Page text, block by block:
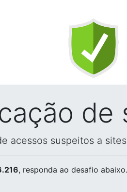
de
acessos suspeitos a
, responda ao desafio abaixo.